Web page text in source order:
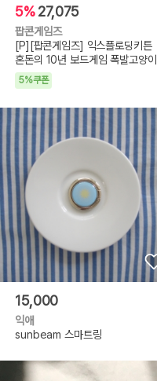
5% 27,075
팝콘게임즈
[P][팝콘게임즈] 익스플로딩키튼
혼돈의 10년 보드게임 폭발고양이
5%쿠폰
15,000
익애
sunbeam 스마트링